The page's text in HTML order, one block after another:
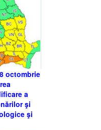
octombrie
a
şi
şi